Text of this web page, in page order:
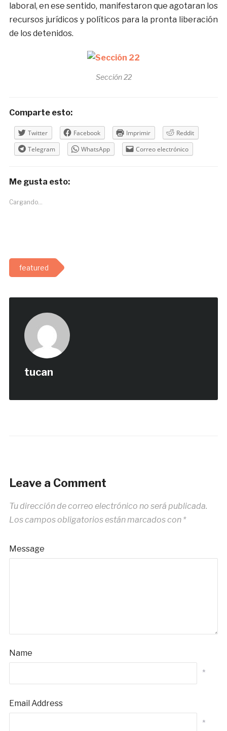
laboral, en ese sentido, manifestaron que agotaran los
recursos jurídicos y políticos para la pronta liberación
de los detenidos.
Sección 22
Comparte esto:
Twitter Facebook Imprimir
Reddit
Telegram
WhatsApp Correo electrónico
Me gusta esto:
Cargando...
featured
tucan
Leave a Comment
Tu dirección de correo electrónico no será publicada.
Los campos obligatorios están marcados con *
Message
Name
*
Email Address
*